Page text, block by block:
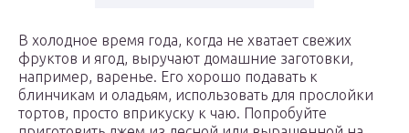
В холодное время года, когда не хватает свежих
фруктов и ягод, выручают домашние заготовки,
например, варенье. Его хорошо подавать к
блинчикам и оладьям, использовать для прослойки
тортов, просто вприкуску к чаю. Попробуйте